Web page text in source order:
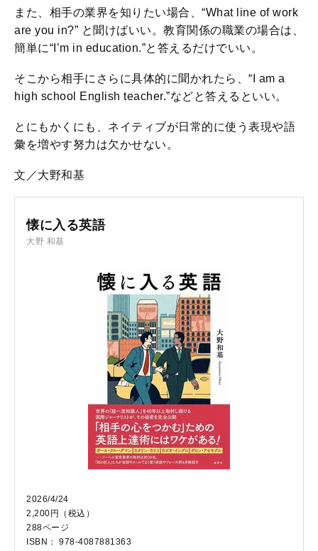
また、相手の業界を知りたい場合、“What line of work
are you in?” と聞けばいい。教育関係の職業の場合は、
簡単に“I’m in education.”と答えるだけでいい。
そこから相手にさらに具体的に聞かれたら、“I am a
high school English teacher.”などと答えるといい。
とにもかくにも、ネイティブが日常的に使う表現や語
彙を増やす努力は欠かせない。
文／大野和基
懐に入る英語
大野 和基
2026/4/24
2,200円（税込）
288ページ
ISBN： 978-4087881363